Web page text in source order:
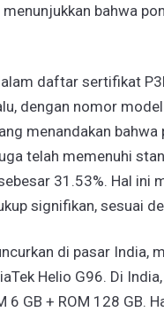
bahwa
daftar sertifikat
dengan nomor
menandakan
telah memenuhi
31.53%. Hal ini
signifikan, sesuai
di pasar India,
Helio G96. Di
6 GB + ROM 128 GB.